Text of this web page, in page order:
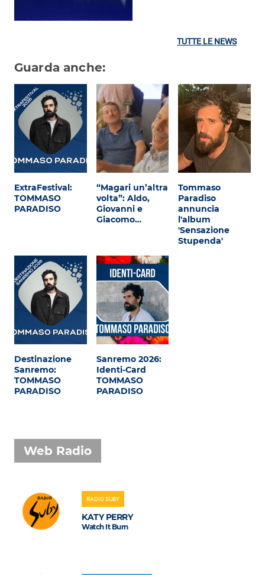
TUTTE LE NEWS
Guarda anche:
ExtraFestival:
TOMMASO
PARADISO
“Magari un’altra
volta”: Aldo,
Giovanni e
Giacomo…
Tommaso
Paradiso
annuncia
l'album
'Sensazione
Stupenda'
Destinazione
Sanremo:
TOMMASO
PARADISO
Sanremo 2026:
Identi-Card
TOMMASO
PARADISO
Web Radio
RADIO SUBY
KATY PERRY
Watch It Burn